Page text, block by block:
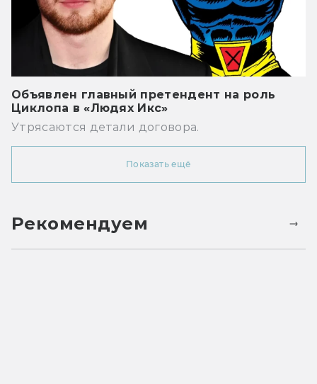
Объявлен главный претендент на роль
Циклопа в «Людях Икс»
Утрясаются детали договора.
Показать ещё
Рекомендуем